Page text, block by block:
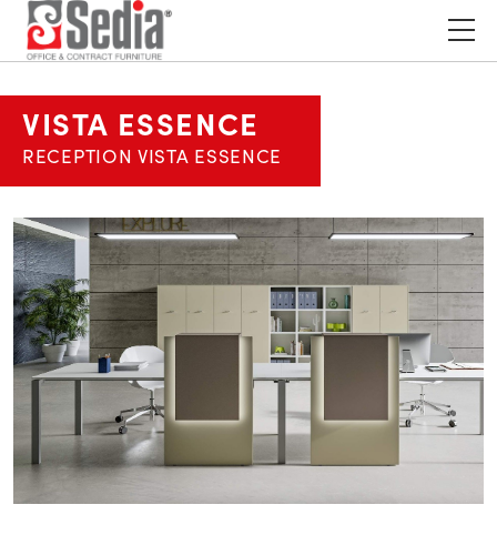
VISTA ESSENCE
RECEPTION VISTA ESSENCE